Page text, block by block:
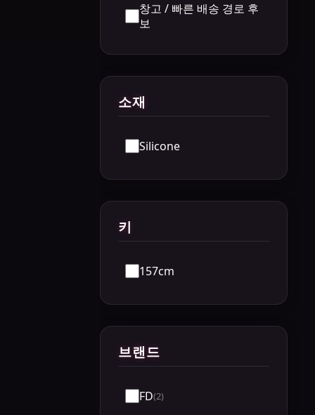
창고 / 빠른 배송 경로 후
보
소재
Silicone
키
157cm
브랜드
FD(2)